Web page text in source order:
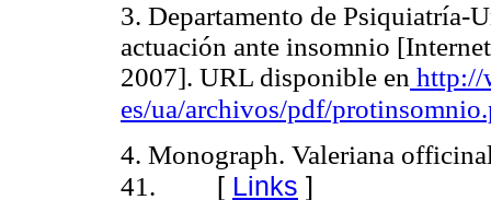
3. Departamento de Psiquiatría-
actuación ante insomnio
2007]. URL disponible en http://
es/ua/archivos/pdf/
4. Monograph. Valeriana
41. [ Links ]